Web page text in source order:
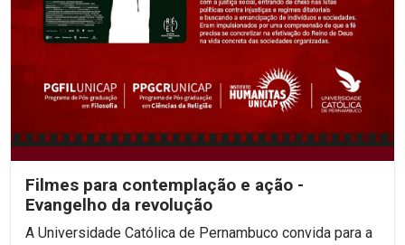
Filmes para contemplação e ação -
Evangelho da revolução
A Universidade Católica de Pernambuco convida para a